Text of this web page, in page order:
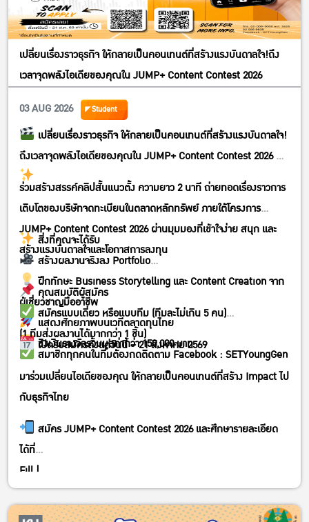
เปลี่ยนเรื่องราวธุรกิจ ให้กลายเป็นคอนเทนต์ที่สร้างแรงบันดาลใจ!ถึง
เวลาจุดพลังไอเดียของคุณใน JUMP+ Content Contest 2026
03 AUG 2026
Student
เปลี่ยนเรื่องราวธุรกิจ ให้กลายเป็นคอนเทนต์ที่สร้างแรงบันดาลใจ!
ถึงเวลาจุดพลังไอเดียของคุณใน JUMP+ Content Contest 2026
ร่วมสร้างสรรค์คลิปสั้นแนวตั้ง ความยาว 2 นาที ถ่ายทอดเรื่องราวการ
เติบโตของบริษัทจดทะเบียนในตลาดหลักทรัพย์ ภายใต้โครงการ
JUMP+ Content Contest 2026 ผ่านมุมมองที่เข้าใจง่าย สนุก และ
สร้างแรงบันดาลใจและโอกาสการลงทุน
สิ่งที่คุณจะได้รับ
สร้างผลงานจริงลง Portfolio
ฝึกทักษะ Business Storytelling และ Content Creation จาก
ผู้เชี่ยวชาญมืออาชีพ
แสดงศักยภาพบนเวทีตลาดทุนไทย
ชิงเงินรางวัลรวมมูลค่ากว่า 150,000 บาท
คุณสมบัติผู้สมัคร
สมัครแบบเดี่ยว หรือแบบทีม (ทีมละไม่เกิน 5 คน)
(1 ทีมส่งผลงานได้มากกว่า 1 ชิ้น)
สมาชิกทุกคนในทีมต้องกดติดตาม Facebook : SETYoungGen
เปิดรับสมัครตั้งแต่วันนี้ – 21 สิงหาคม 2569
มาร่วมเปลี่ยนไอเดียของคุณ ให้กลายเป็นคอนเทนต์ที่สร้าง Impact ไป
กับธุรกิจไทย
สมัคร JUMP+ Content Contest 2026 และศึกษารายละเอียด
ได้ที่
Fill |
https://forms.cloud.microsoft/Pages/ResponsePage.aspx?
id=aAb3fJDeCk69wULdJ_xK7o8H7dHSZJNGpG5PfP8qrUhUQk…